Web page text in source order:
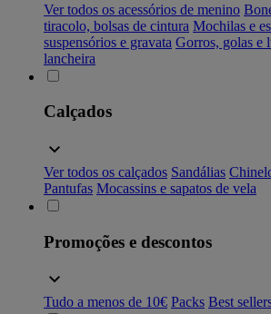
Ver todos os acessórios de menino
tiracolo, bolsas de cintura Mochilas e
suspensórios e gravata Gorros, golas e
lancheira
Calçados
Ver todos os calçados Sandálias
Pantufas Mocassins e sapatos de vela
Promoções e descontos
Tudo a menos de 10€ Packs Best